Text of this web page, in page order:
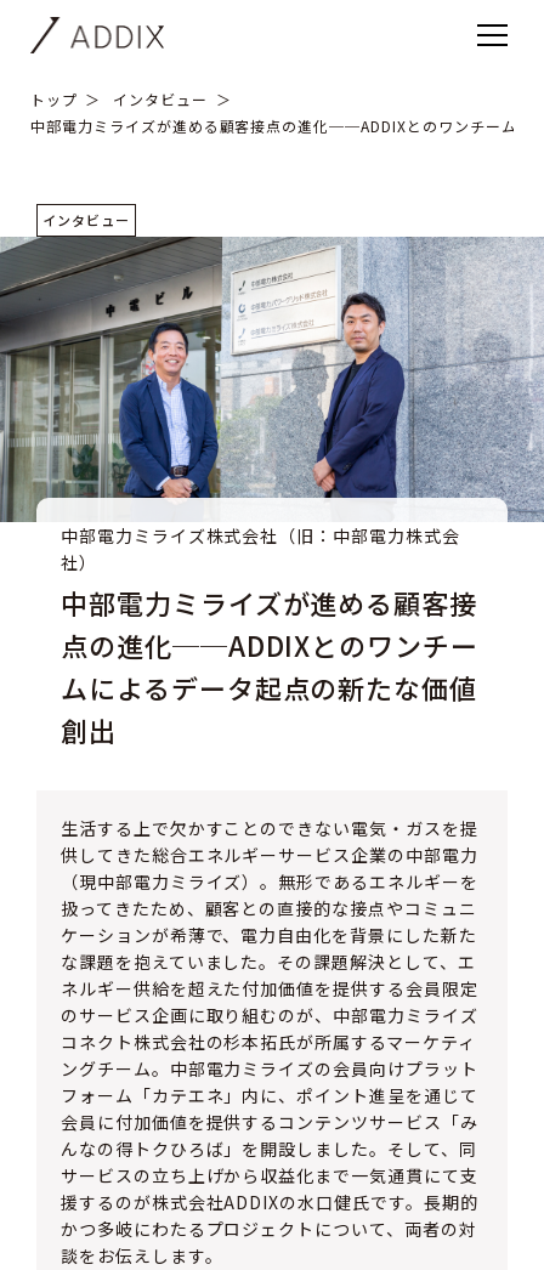
トップ
インタビュー
中部電力ミライズが進める顧客接点の進化──ADDIXとのワンチームに
インタビュー
中部電力ミライズ株式会社（旧：中部電力株式会
社）
中部電力ミライズが進める顧客接
点の進化──ADDIXとのワンチー
ムによるデータ起点の新たな価値
創出
生活する上で欠かすことのできない電気・ガスを提
供してきた総合エネルギーサービス企業の中部電力
（現中部電力ミライズ）。無形であるエネルギーを
扱ってきたため、顧客との直接的な接点やコミュニ
ケーションが希薄で、電力自由化を背景にした新た
な課題を抱えていました。その課題解決として、エ
ネルギー供給を超えた付加価値を提供する会員限定
のサービス企画に取り組むのが、中部電力ミライズ
コネクト株式会社の杉本拓氏が所属するマーケティ
ングチーム。中部電力ミライズの会員向けプラット
フォーム「カテエネ」内に、ポイント進呈を通じて
会員に付加価値を提供するコンテンツサービス「み
んなの得トクひろば」を開設しました。そして、同
サービスの立ち上げから収益化まで一気通貫にて支
援するのが株式会社ADDIXの水口健氏です。長期的
かつ多岐にわたるプロジェクトについて、両者の対
談をお伝えします。